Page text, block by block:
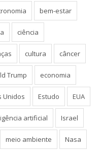
bem-estar
ciência
cultura câncer
Trump economia
Unidos Estudo EUA
artificial Israel
meio ambiente Nasa